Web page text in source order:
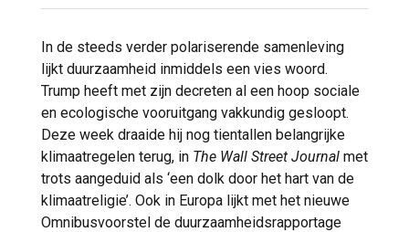
In de steeds verder polariserende samenleving
lijkt duurzaamheid inmiddels een vies woord.
Trump heeft met zijn decreten al een hoop sociale
en ecologische vooruitgang vakkundig gesloopt.
Deze week draaide hij nog tientallen belangrijke
klimaatregelen terug, in The Wall Street Journal met
trots aangeduid als ‘een dolk door het hart van de
klimaatreligie’. Ook in Europa lijkt met het nieuwe
Omnibusvoorstel de duurzaamheidsrapportage